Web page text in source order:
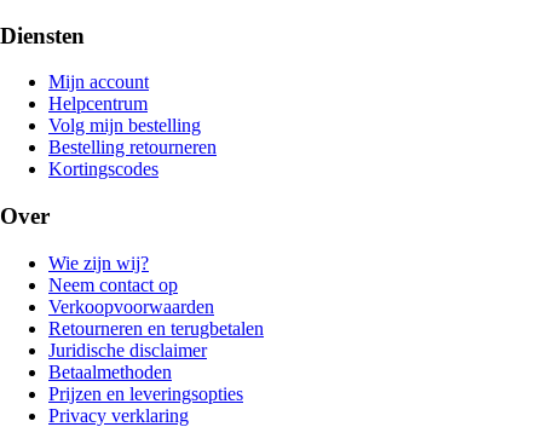
Diensten
Mijn account
Helpcentrum
Volg mijn bestelling
Bestelling retourneren
Kortingscodes
Over
Wie zijn wij?
Neem contact op
Verkoopvoorwaarden
Retourneren en terugbetalen
Juridische disclaimer
Betaalmethoden
Prijzen en leveringsopties
Privacy verklaring